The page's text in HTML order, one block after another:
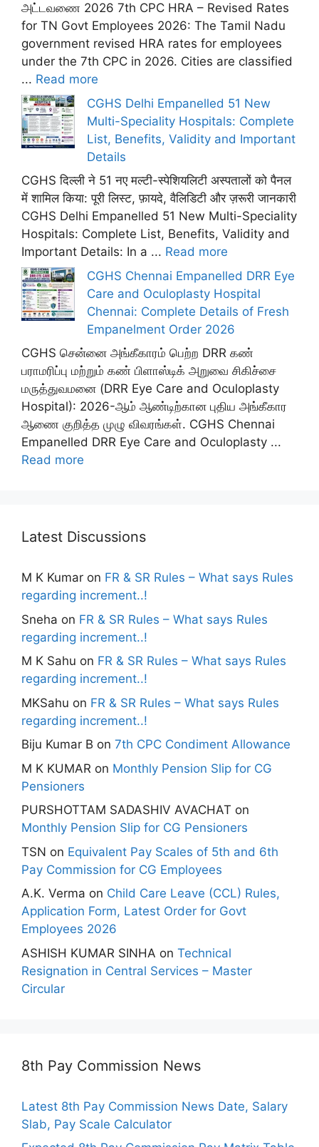
அட்டவணை 2026 7th CPC HRA – Revised Rates
for TN Govt Employees 2026: The Tamil Nadu
government revised HRA rates for employees
under the 7th CPC in 2026. Cities are classified
... Read more
CGHS Delhi Empanelled 51 New
Multi-Speciality Hospitals: Complete
List, Benefits, Validity and Important
Details
CGHS दिल्ली ने 51 नए मल्टी-स्पेशियलिटी अस्पतालों को पैनल
में शामिल किया: पूरी लिस्ट, फ़ायदे, वैलिडिटी और ज़रूरी जानकारी
CGHS Delhi Empanelled 51 New Multi-Speciality
Hospitals: Complete List, Benefits, Validity and
Important Details: In a ... Read more
CGHS Chennai Empanelled DRR Eye
Care and Oculoplasty Hospital
Chennai: Complete Details of Fresh
Empanelment Order 2026
CGHS சென்னை அங்கீகாரம் பெற்ற DRR கண்
பராமரிப்பு மற்றும் கண் பிளாஸ்டிக் அறுவை சிகிச்சை
மருத்துவமனை (DRR Eye Care and Oculoplasty
Hospital): 2026-ஆம் ஆண்டிற்கான புதிய அங்கீகார
ஆணை குறித்த முழு விவரங்கள். CGHS Chennai
Empanelled DRR Eye Care and Oculoplasty ...
Read more
Latest Discussions
M K Kumar on FR & SR Rules – What says Rules
regarding increment..!
Sneha on FR & SR Rules – What says Rules
regarding increment..!
M K Sahu on FR & SR Rules – What says Rules
regarding increment..!
MKSahu on FR & SR Rules – What says Rules
regarding increment..!
Biju Kumar B on 7th CPC Condiment Allowance
M K KUMAR on Monthly Pension Slip for CG
Pensioners
PURSHOTTAM SADASHIV AVACHAT on
Monthly Pension Slip for CG Pensioners
TSN on Equivalent Pay Scales of 5th and 6th
Pay Commission for CG Employees
A.K. Verma on Child Care Leave (CCL) Rules,
Application Form, Latest Order for Govt
Employees 2026
ASHISH KUMAR SINHA on Technical
Resignation in Central Services – Master
Circular
8th Pay Commission News
Latest 8th Pay Commission News Date, Salary
Slab, Pay Scale Calculator